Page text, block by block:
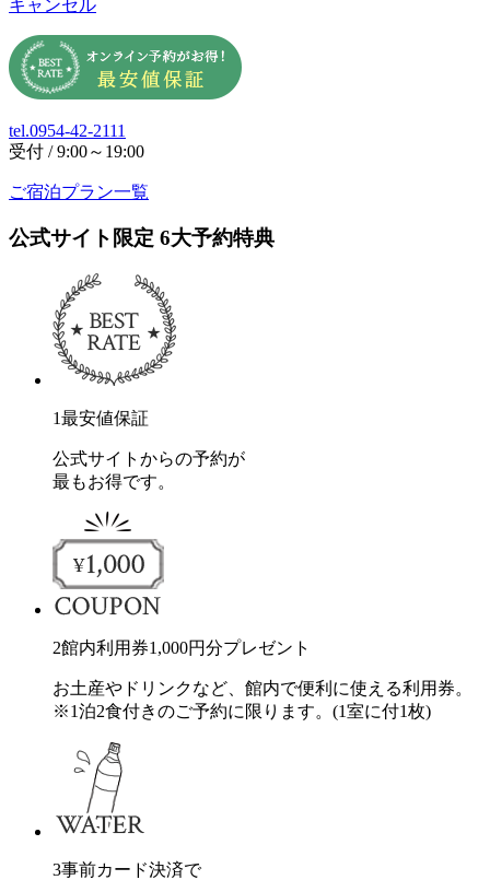
キャンセル
tel.0954-42-2111
受付 / 9:00～19:00
ご宿泊プラン一覧
公式サイト限定 6大予約特典
1最安値保証
公式サイトからの予約が
最もお得です。
2館内利用券1,000円分プレゼント
お土産やドリンクなど、館内で便利に使える利用券。
※1泊2食付きのご予約に限ります。(1室に付1枚)
3事前カード決済で